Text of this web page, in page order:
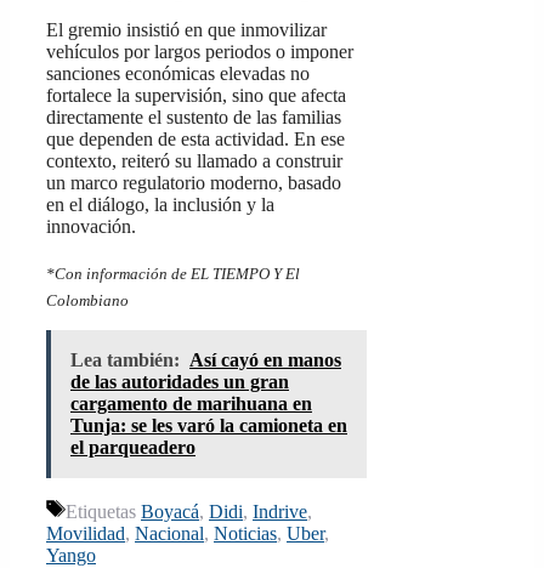
El gremio insistió en que inmovilizar
vehículos por largos periodos o imponer
sanciones económicas elevadas no
fortalece la supervisión, sino que afecta
directamente el sustento de las familias
que dependen de esta actividad. En ese
contexto, reiteró su llamado a construir
un marco regulatorio moderno, basado
en el diálogo, la inclusión y la
innovación.
*Con información de EL TIEMPO Y El
Colombiano
Lea también: Así cayó en manos
de las autoridades un gran
cargamento de marihuana en
Tunja: se les varó la camioneta en
el parqueadero
Etiquetas Boyacá, Didi, Indrive,
Movilidad, Nacional, Noticias, Uber,
Yango